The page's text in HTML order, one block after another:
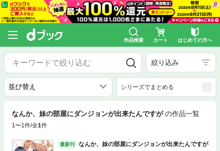
作品検索 カート はじめての方へ
絞り込み
シリーズでまとめる
なんか、妹の部屋にダンジョンが出来たんですが の作品一覧
1〜1件/全1件
最新刊
なんか、妹の部屋にダンジョンが出来たんですが